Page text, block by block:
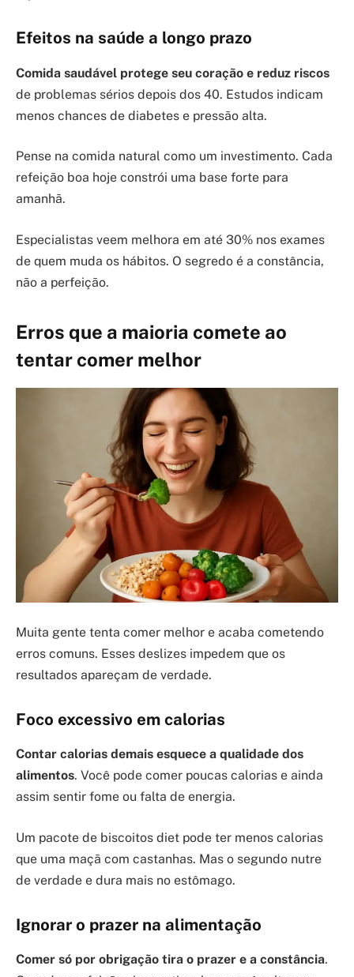
Efeitos na saúde a longo prazo
Comida saudável protege seu coração e reduz riscos
de problemas sérios depois dos 40. Estudos indicam
menos chances de diabetes e pressão alta.
Pense na comida natural como um investimento. Cada
refeição boa hoje constrói uma base forte para
amanhã.
Especialistas veem melhora em até 30% nos exames
de quem muda os hábitos. O segredo é a constância,
não a perfeição.
Erros que a maioria comete ao
tentar comer melhor
Muita gente tenta comer melhor e acaba cometendo
erros comuns. Esses deslizes impedem que os
resultados apareçam de verdade.
Foco excessivo em calorias
Contar calorias demais esquece a qualidade dos
alimentos. Você pode comer poucas calorias e ainda
assim sentir fome ou falta de energia.
Um pacote de biscoitos diet pode ter menos calorias
que uma maçã com castanhas. Mas o segundo nutre
de verdade e dura mais no estômago.
Ignorar o prazer na alimentação
Comer só por obrigação tira o prazer e a constância.